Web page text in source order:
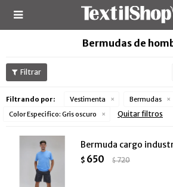

Bermudas de
Filtrando por: Vestimenta
Bermudas
Color Especifico: Gris oscuro Quitar filtros
Bermuda cargo
$ 650 $720